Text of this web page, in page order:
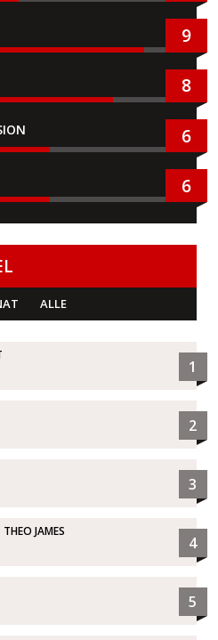
9
8
6
6
ALLE
1
2
3
JAMES
4
5